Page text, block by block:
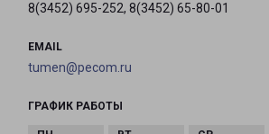
8(3452) 695-252, 8(3452) 65-80-01
EMAIL
tumen@pecom.ru
ГРАФИК РАБОТЫ